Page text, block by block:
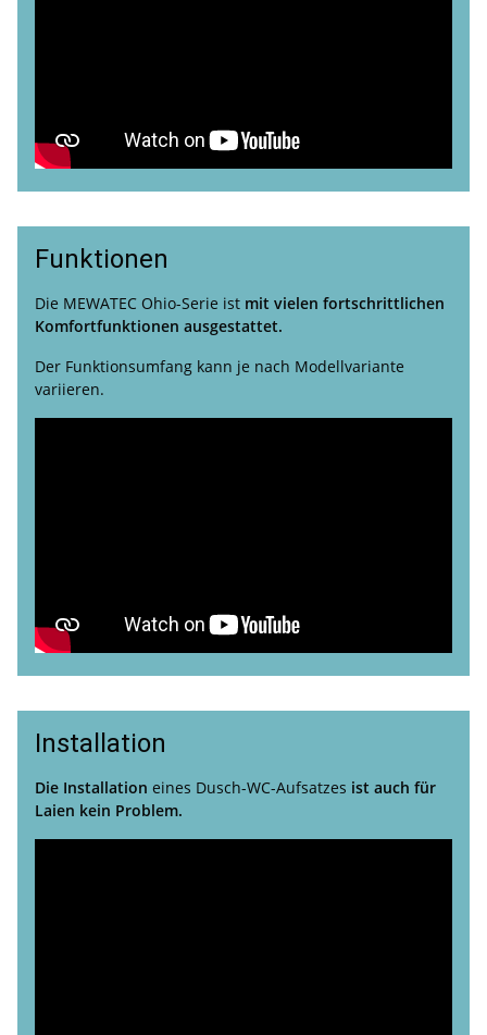
Funktionen
Die MEWATEC Ohio-Serie ist mit vielen fortschrittlichen
Komfortfunktionen ausgestattet.
Der Funktionsumfang kann je nach Modellvariante
variieren.
Installation
Die Installation eines Dusch-WC-Aufsatzes ist auch für
Laien kein Problem.